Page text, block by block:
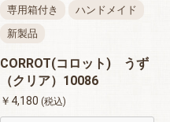
専用箱付き
ハンドメイド
新製品
CORROT(コロット) うず
（クリア）10086
￥4,180 (税込)